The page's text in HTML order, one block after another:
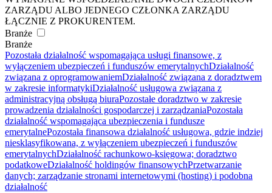
ZARZĄDU ALBO JEDNEGO CZŁONKA ZARZĄDU
ŁĄCZNIE Z PROKURENTEM.
Branże
Branże
Pozostała działalność wspomagająca usługi finansowe, z
wyłączeniem ubezpieczeń i funduszów emerytalnychDziałalność
związana z oprogramowaniemDziałalność związana z doradztwem
w zakresie informatykiDziałalność usługowa związana z
administracyjną obsługą biuraPozostałe doradztwo w zakresie
prowadzenia działalności gospodarczej i zarządzaniaPozostała
działalność wspomagająca ubezpieczenia i fundusze
emerytalnePozostała finansowa działalność usługowa, gdzie indziej
niesklasyfikowana, z wyłączeniem ubezpieczeń i funduszów
emerytalnychDziałalność rachunkowo-księgowa; doradztwo
podatkoweDziałalność holdingów finansowychPrzetwarzanie
danych; zarządzanie stronami internetowymi (hosting) i podobna
działalność